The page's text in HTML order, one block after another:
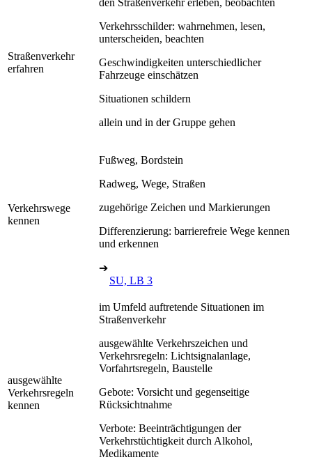
Straßenverkehr
erfahren
Verkehrsschilder: wahrnehmen, lesen,
unterscheiden, beachten
Geschwindigkeiten unterschiedlicher
Fahrzeuge einschätzen
Situationen schildern
allein und in der Gruppe gehen
Verkehrswege
kennen
Fußweg, Bordstein
Radweg, Wege, Straßen
zugehörige Zeichen und Markierungen
Differenzierung: barrierefreie Wege kennen
und erkennen
➔
SU, LB 3
ausgewählte
Verkehrsregeln
kennen
im Umfeld auftretende Situationen im
Straßenverkehr
ausgewählte Verkehrszeichen und
Verkehrsregeln: Lichtsignalanlage,
Vorfahrtsregeln, Baustelle
Gebote: Vorsicht und gegenseitige
Rücksichtnahme
Verbote: Beeinträchtigungen der
Verkehrstüchtigkeit durch Alkohol,
Medikamente